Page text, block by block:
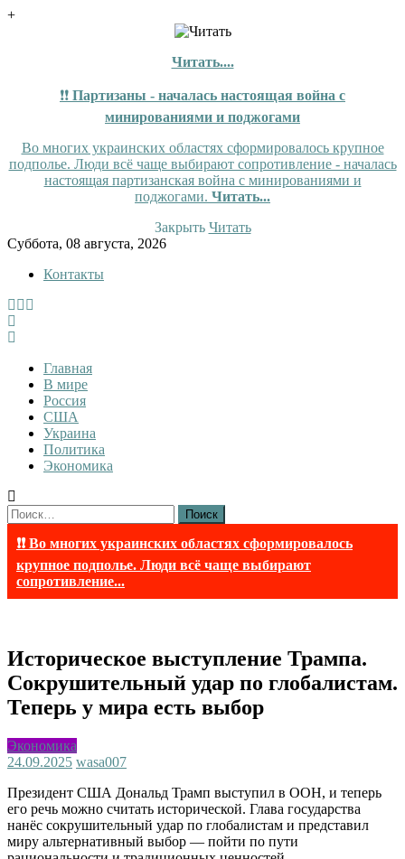
+
Читать....
❗❗ Партизаны - началась настоящая война с
минированиями и поджогами
Во многих украинских областях сформировалось крупное
подполье. Люди всё чаще выбирают сопротивление - началась
настоящая партизанская война с минированиями и
поджогами. Читать...
Закрыть Читать
Skip
content
Суббота, 08 августа, 2026
Контакты
InfoRuss
InfoRuss — Новости
Главная
В мире
Россия
США
Украина
Политика
Экономика
Найти:
❗❗ Во многих украинских областях сформировалось
крупное подполье. Люди всё чаще выбирают
сопротивление...
Историческое выступление Трампа.
Сокрушительный удар по глобалистам.
Теперь у мира есть выбор
Экономика
24.09.2025 wasa007
Президент США Дональд Трамп выступил в ООН, и теперь
его речь можно считать исторической. Глава государства
нанёс сокрушительный удар по глобалистам и представил
миру альтернативный выбор — пойти по пути